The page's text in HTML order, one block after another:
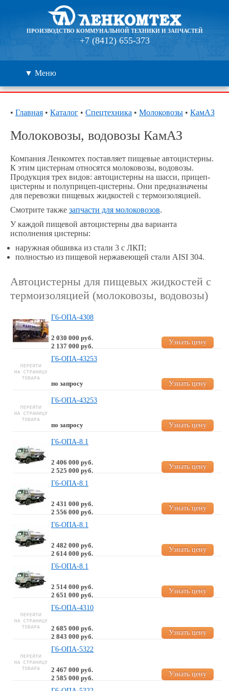
ПРОИЗВОДСТВО КОММУНАЛЬНОЙ ТЕХНИКИ И ЗАПЧАСТЕЙ
+7 (8412) 655-373
▼ Меню
О компании
• Главная • Каталог • Спецтехника • Молоковозы • КамАЗ
Молоковозы, водовозы КамАЗ
Компания Ленкомтех поставляет пищевые автоцистерны.
К этим цистернам относятся молоковозы, водовозы.
Продукция трех видов: автоцистерны на шасси, прицеп-
цистерны и полуприцеп-цистерны. Они предназначены
для перевозки пищевых жидкостей с термоизоляцией.
Смотрите также запчасти для молоковозов.
У каждой пищевой автоцистерны два варианта
исполнения цистерны:
наружная обшивка из стали 3 с ЛКП;
полностью из пищевой нержавеющей стали AISI 304.
Автоцистерны для пищевых жидкостей с
термоизоляцией (молоковозы, водовозы)
Г6-ОПА-4308
2 030 000 руб.
2 137 000 руб.
Узнать цену
Г6-ОПА-43253
по запросу Узнать цену
Г6-ОПА-43253
по запросу Узнать цену
Г6-ОПА-8.1
2 406 000 руб.
2 525 000 руб.
Узнать цену
Г6-ОПА-8.1
2 431 000 руб.
2 556 000 руб.
Узнать цену
Г6-ОПА-8.1
2 482 000 руб.
2 614 000 руб.
Узнать цену
Г6-ОПА-8.1
2 514 000 руб.
2 651 000 руб.
Узнать цену
Г6-ОПА-4310
2 685 000 руб.
2 843 000 руб.
Узнать цену
Г6-ОПА-5322
2 467 000 руб.
2 585 000 руб.
Узнать цену